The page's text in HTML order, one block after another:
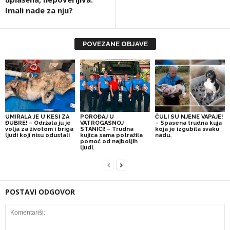
Imali nade za nju?
POVEZANE OBJAVE
UMIRALA JE U KESI ZA
ĐUBRE! – Održala ju je
volja za životom i briga
ljudi koji nisu odustali
POROĐAJ U
VATROGASNOJ
STANICI! – Trudna
kujica sama potražila
pomoć od najboljih
ljudi.
ČULI SU NJENE VAPAJE!
– Spasena trudna kuja
koja je izgubila svaku
nadu.
POSTAVI ODGOVOR